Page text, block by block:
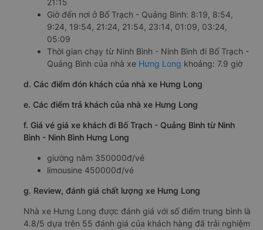
21:15
Giờ đến nơi ở Bố Trạch - Quảng Bình: 8:19, 8:54,
9:24, 19:54, 21:24, 21:54, 23:14, 01:09, 03:24,
05:09
Thời gian chạy từ Ninh Bình - Ninh Bình đi Bố Trạch -
Quảng Bình của nhà xe Hưng Long khoảng: 7.9 giờ
d. Các điểm đón khách của nhà xe Hưng Long
e. Các điểm trả khách của nhà xe Hưng Long
f. Giá vé giá xe khách đi Bố Trạch - Quảng Bình từ Ninh
Bình - Ninh Bình Hưng Long
giường nằm 350000đ/vé
limousine 450000đ/vé
g. Review, đánh giá chất lượng xe Hưng Long
Nhà xe Hưng Long được đánh giá với số điểm trung bình là
4.8/5 dựa trên 55 đánh giá của khách hàng đã trải nghiệm